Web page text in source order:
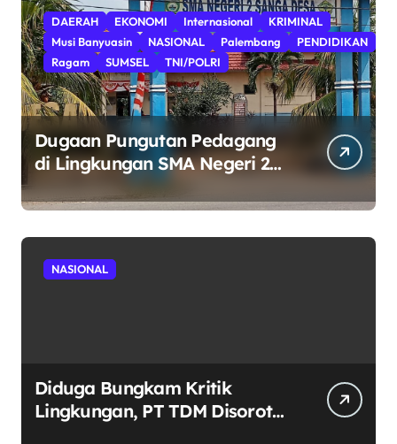
DAERAH EKONOMI Internasional
KRIMINAL
Musi Banyuasin
NASIONAL Palembang
PENDIDIKAN
Ragam
SUMSEL TNI/POLRI
Dugaan Pungutan Pedagang
di Lingkungan SMA Negeri 2
Keban II Sanga Desa Harus
Diusut Tuntas: Ujian Integritas
Tata Kelola Pendidikan dan
Penegakan Hukum.
NASIONAL
Diduga Bungkam Kritik
Lingkungan, PT TDM Disorot